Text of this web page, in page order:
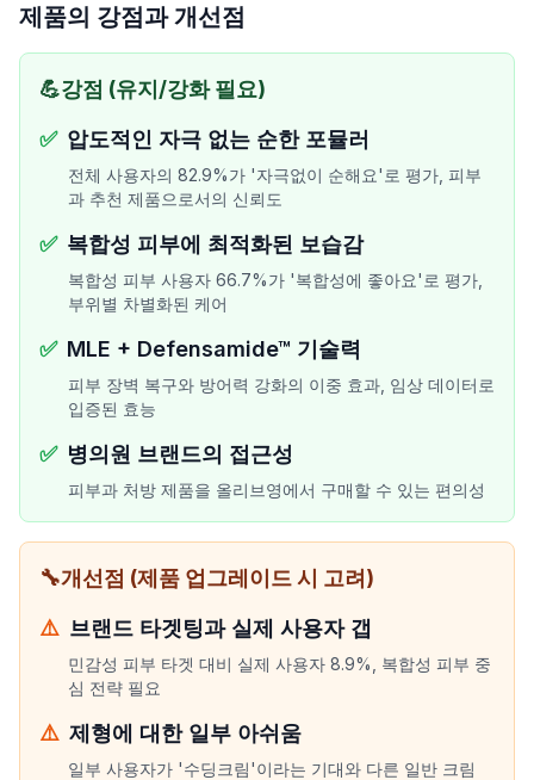
제품의 강점과 개선점
💪강점 (유지/강화 필요)
✅ 압도적인 자극 없는 순한 포뮬러
전체 사용자의 82.9%가 '자극없이 순해요'로 평가, 피부
과 추천 제품으로서의 신뢰도
✅ 복합성 피부에 최적화된 보습감
복합성 피부 사용자 66.7%가 '복합성에 좋아요'로 평가,
부위별 차별화된 케어
✅ MLE + Defensamide™ 기술력
피부 장벽 복구와 방어력 강화의 이중 효과, 임상 데이터로
입증된 효능
✅ 병의원 브랜드의 접근성
피부과 처방 제품을 올리브영에서 구매할 수 있는 편의성
🔧개선점 (제품 업그레이드 시 고려)
⚠️ 브랜드 타겟팅과 실제 사용자 갭
민감성 피부 타겟 대비 실제 사용자 8.9%, 복합성 피부 중
심 전략 필요
⚠️ 제형에 대한 일부 아쉬움
일부 사용자가 '수딩크림'이라는 기대와 다른 일반 크림